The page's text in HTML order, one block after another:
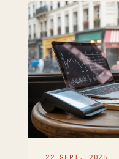
22 SEPT. 2025